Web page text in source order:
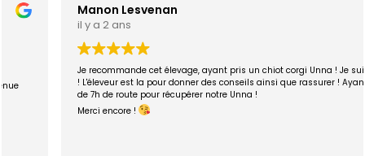
Manon Lesvenan
il y a 2 ans
Je recommande cet élevage, ayant pris un chiot corgi Unna ! Je suis ravie
! L'éleveur est la pour donner des conseils ainsi que rassurer ! Ayant plus
de 7h de route pour récupérer notre Unna !
Merci encore !